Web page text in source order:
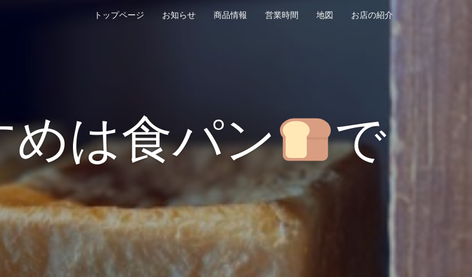
トップページ お知らせ 商品情報 営業時間 地図 お店の紹介
は食パン
で